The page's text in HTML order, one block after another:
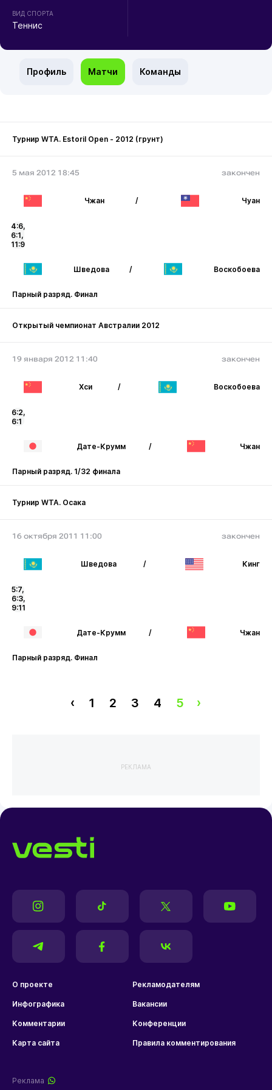
ВИД СПОРТА
Теннис
Профиль Матчи Команды
Турнир WTA. Estoril Open - 2012 (грунт)
5 мая 2012 18:45 закончен
Чжан / Чуан
4:6,
6:1,
11:9
Шведова / Воскобоева
Парный разряд. Финал
Открытый чемпионат Австралии 2012
19 января 2012 11:40 закончен
Хси / Воскобоева
6:2,
6:1
Дате-Крумм / Чжан
Парный разряд. 1/32 финала
Турнир WTA. Осака
16 октября 2011 11:00 закончен
Шведова / Кинг
5:7,
6:3,
9:11
Дате-Крумм / Чжан
Парный разряд. Финал
‹ 1 2 3 4 5 ›
РЕКЛАМА
О проекте Рекламодателям
Инфографика Вакансии
Комментарии Конференции
Карта сайта Правила комментирования
Реклама